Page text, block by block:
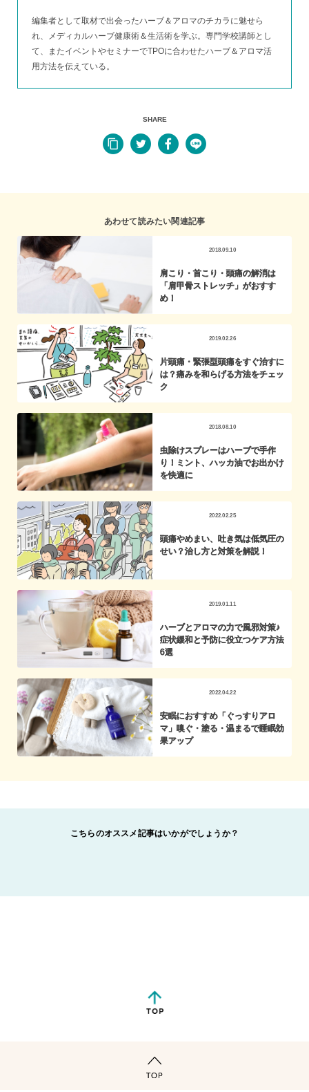
編集者として取材で出会ったハーブ＆アロマのチカラに魅せら
れ、メディカルハーブ健康術＆生活術を学ぶ。専門学校講師とし
て、またイベントやセミナーでTPOに合わせたハーブ＆アロマ活
用方法を伝えている。
SHARE
あわせて読みたい関連記事
2018.09.10
肩こり・首こり・頭痛の解消は
「肩甲骨ストレッチ」がおすす
め！
2019.02.26
片頭痛・緊張型頭痛をすぐ治すに
は？痛みを和らげる方法をチェッ
ク
2018.08.10
虫除けスプレーはハーブで手作
り！ミント、ハッカ油でお出かけ
を快適に
2022.02.25
頭痛やめまい、吐き気は低気圧の
せい？治し方と対策を解説！
2019.01.11
ハーブとアロマの力で風邪対策♪
症状緩和と予防に役立つケア方法
6選
2022.04.22
安眠におすすめ「ぐっすりアロ
マ」嗅ぐ・塗る・温まるで睡眠効
果アップ
こちらのオススメ記事はいかがでしょうか？